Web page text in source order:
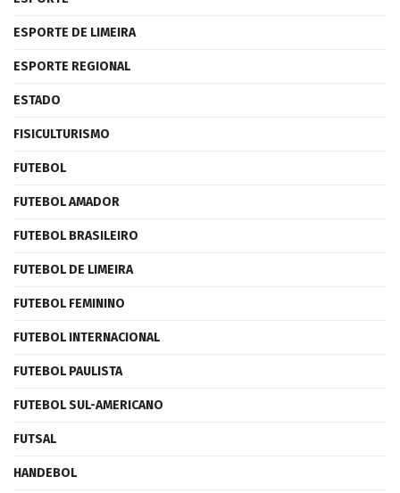
ESPORTE DE LIMEIRA
ESPORTE REGIONAL
ESTADO
FISICULTURISMO
FUTEBOL
FUTEBOL AMADOR
FUTEBOL BRASILEIRO
FUTEBOL DE LIMEIRA
FUTEBOL FEMININO
FUTEBOL INTERNACIONAL
FUTEBOL PAULISTA
FUTEBOL SUL-AMERICANO
FUTSAL
HANDEBOL